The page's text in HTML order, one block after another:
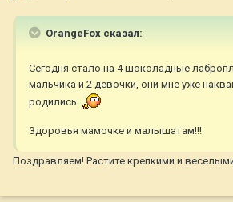
OrangeFox сказал:
Сегодня стало на 4 шоколадные
мальчика и 2 девочки, они мне уже
родились.
Здоровья мамочке и малышатам!!!
Поздравляем! Растите крепкими и